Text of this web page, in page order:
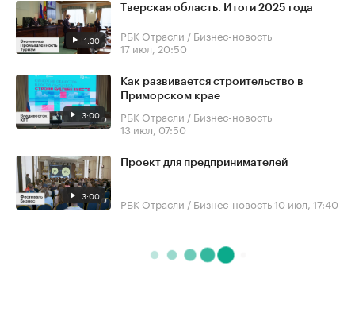
1:30
Тверская область. Итоги 2025 года
РБК Отрасли / Бизнес-новость
17 июл, 20:50
3:00
Как развивается строительство в
Приморском крае
РБК Отрасли / Бизнес-новость
13 июл, 07:50
3:00
Проект для предпринимателей
РБК Отрасли / Бизнес-новость10 июл, 17:40